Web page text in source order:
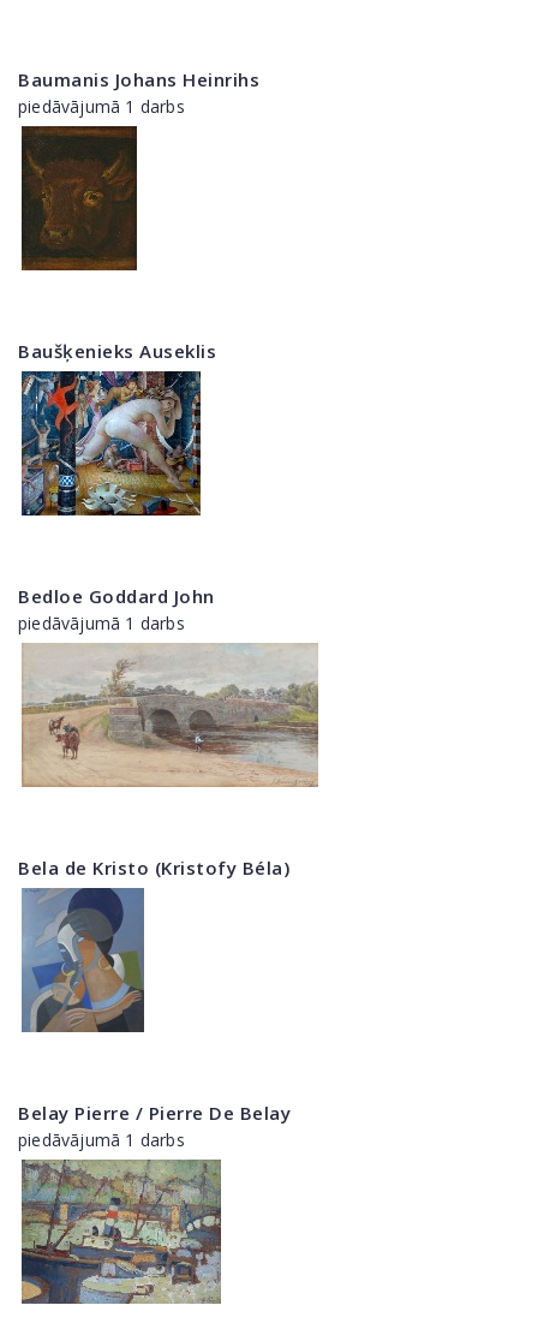
Baumanis Johans Heinrihs
piedāvājumā 1 darbs
Baušķenieks Auseklis
Bedloe Goddard John
piedāvājumā 1 darbs
Bela de Kristo (Kristofy Béla)
Belay Pierre / Pierre De Belay
piedāvājumā 1 darbs